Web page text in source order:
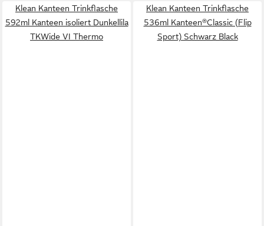
Klean Kanteen Trinkflasche
592ml Kanteen isoliert Dunkellila
TKWide VI Thermo
Klean Kanteen Trinkflasche
536ml Kanteen®Classic (Flip
Sport) Schwarz Black